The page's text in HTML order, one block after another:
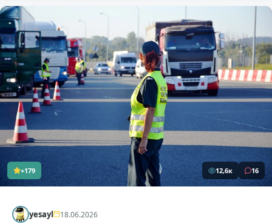
+179 12,6к 16
yesayl 18.06.2026